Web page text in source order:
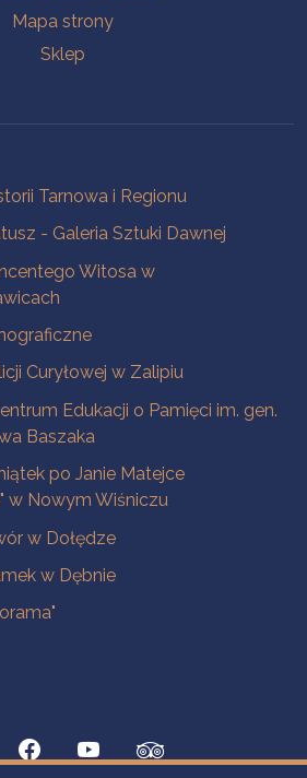
Mapa strony
Sklep
Tarnowa i Regionu
- Galeria Sztuki Dawnej
Witosa w
Curyłowej w Zalipiu
Edukacji o Pamięci im. gen.
Baszaka
po Janie Matejce
w Nowym Wiśniczu
w Dołędze
w Dębnie